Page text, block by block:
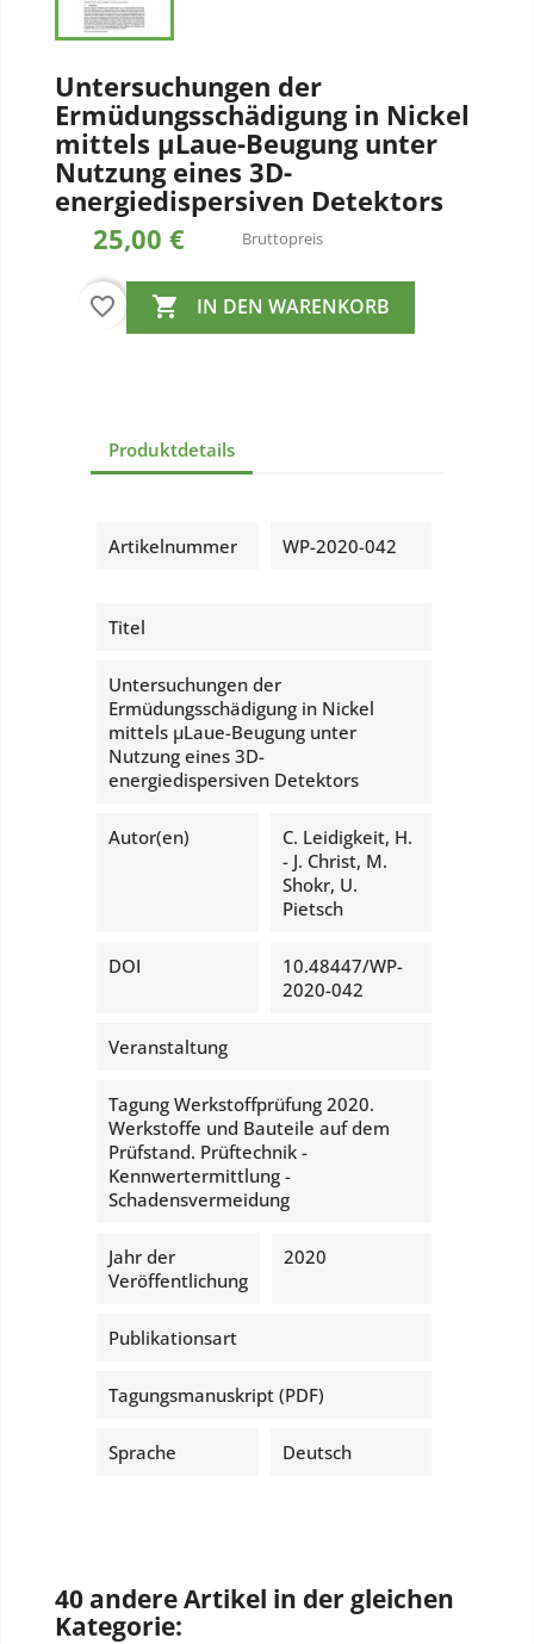
Untersuchungen der
Ermüdungsschädigung in Nickel
mittels µLaue-Beugung unter
Nutzung eines 3D-
energiedispersiven Detektors
25,00 €
Bruttopreis
favorite_border  IN DEN WARENKORB
Produktdetails
Artikelnummer WP-2020-042
Titel
Untersuchungen der
Ermüdungsschädigung in Nickel
mittels µLaue-Beugung unter
Nutzung eines 3D-
energiedispersiven Detektors
Autor(en)
C. Leidigkeit, H.
- J. Christ, M.
Shokr, U.
Pietsch
DOI
10.48447/WP-
2020-042
Veranstaltung
Tagung Werkstoffprüfung 2020.
Werkstoffe und Bauteile auf dem
Prüfstand. Prüftechnik -
Kennwertermittlung -
Schadensvermeidung
Jahr der
Veröffentlichung
2020
Publikationsart
Tagungsmanuskript (PDF)
Sprache Deutsch
40 andere Artikel in der gleichen
Kategorie: